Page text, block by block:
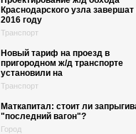
Краснодарского узла завершат
2016 году
Транспорт
Новый тариф на проезд в
пригородном ж/д транспорте
установили на
Транспорт
Маткапитал: стоит ли
"последний вагон"?
Город